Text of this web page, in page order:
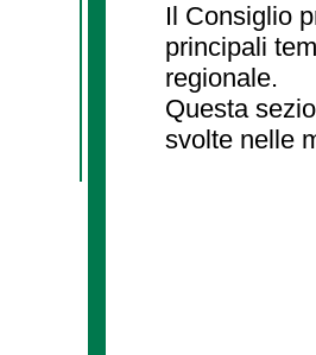
Il Consiglio
principali
regionale.
Questa
svolte nelle